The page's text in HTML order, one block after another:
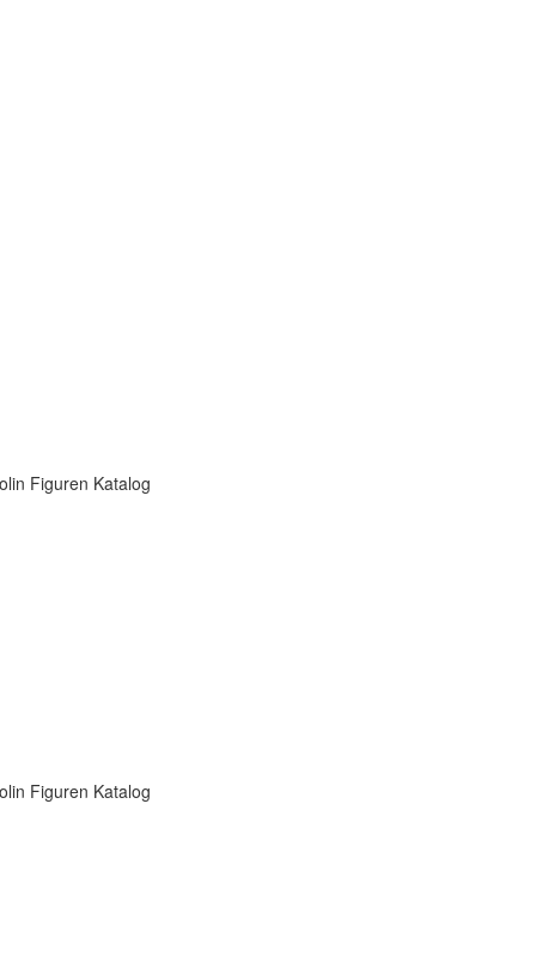
Figuren Katalog
Figuren Katalog